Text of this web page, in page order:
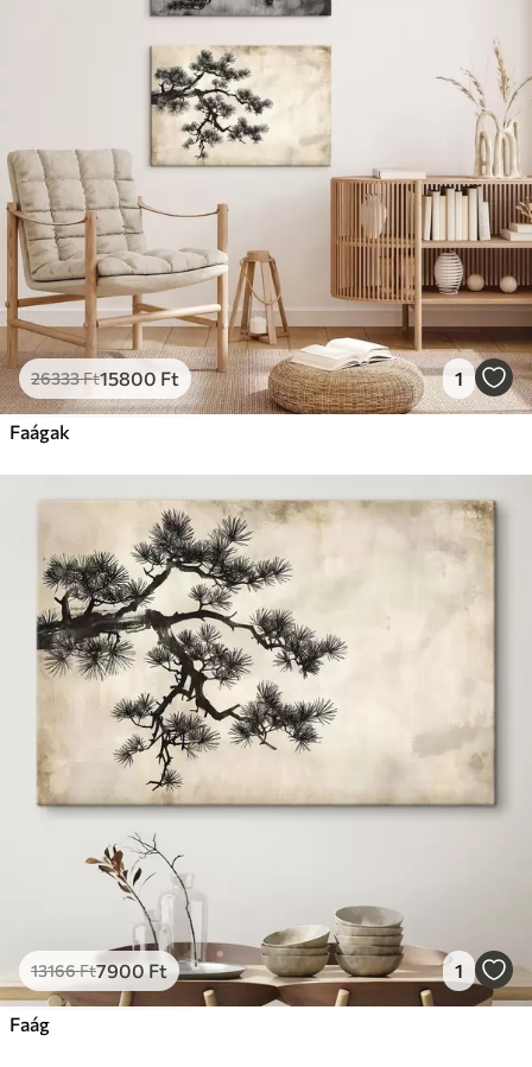
Környezetbarát anyag
✓Élénk, gazdag színek
✓Fakulásálló
✓Biztonságos, szagtalan tinta
✓Vászonhatású felület
✗Környezetbarát anyag
Eco-Prémium
Tól12405Ft
✓Élénk, gazdag színek
✓Fakulásálló
Környezetbarát anyag
26333Ft15800 Ft 1
Faágak
13166Ft7900 Ft 1
Faág